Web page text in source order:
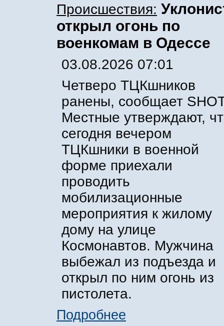
Происшествия:
открыл огонь по
военкомам в Одессе
03.08.2026 07:01
Четверо ТЦКшников
ранены, сообщает
Местные утверждают,
сегодня вечером
ТЦКшники в военной
форме приехали
проводить
мобилизационные
мероприятия к жилому
дому на улице
Космонавтов. Мужчина
выбежал из подъезда и
открыл по ним огонь из
пистолета.
Подробнее